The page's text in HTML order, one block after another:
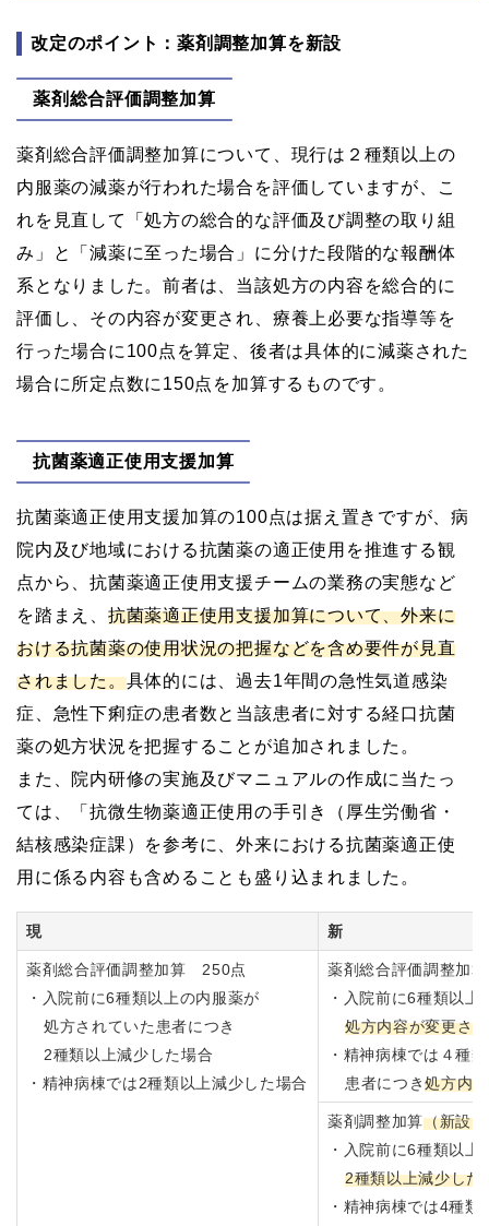
改定のポイント：薬剤調整加算を新設
薬剤総合評価調整加算
薬剤総合評価調整加算について、現行は２種類以上の
内服薬の減薬が行われた場合を評価していますが、こ
れを見直して「処方の総合的な評価及び調整の取り組
み」と「減薬に至った場合」に分けた段階的な報酬体
系となりました。前者は、当該処方の内容を総合的に
評価し、その内容が変更され、療養上必要な指導等を
行った場合に100点を算定、後者は具体的に減薬された
場合に所定点数に150点を加算するものです。
抗菌薬適正使用支援加算
抗菌薬適正使用支援加算の100点は据え置きですが、病
院内及び地域における抗菌薬の適正使用を推進する観
点から、抗菌薬適正使用支援チームの業務の実態など
を踏まえ、 抗菌薬適正使用支援加算について、外来に
おける抗菌薬の使用状況の把握などを含め要件が見直
されました。具体的には、過去1年間の急性気道感染
症、急性下痢症の患者数と当該患者に対する経口抗菌
薬の処方状況を把握することが追加されました。
また、院内研修の実施及びマニュアルの作成に当たっ
ては、「抗微生物薬適正使用の手引き（厚生労働省・
結核感染症課）を参考に、外来における抗菌薬適正使
用に係る内容も含めることも盛り込まれました。
現 新
薬剤総合評価調整加算 250点
・入院前に6種類以上の内服薬が
処方されていた患者につき
2種類以上減少した場合
・精神病棟では2種類以上減少した場合
薬剤総合評価調整加
・入院前に6種類以
処方内容が変更さ
・精神病棟では４種
患者につき処方内
薬剤調整加算（新設
・入院前に6種類以
2種類以上減少した
・精神病棟では4種類